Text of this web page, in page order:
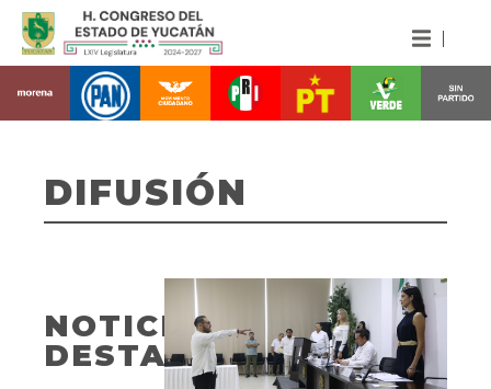
DIFUSIÓN
NOTICIAS
DESTACADAS